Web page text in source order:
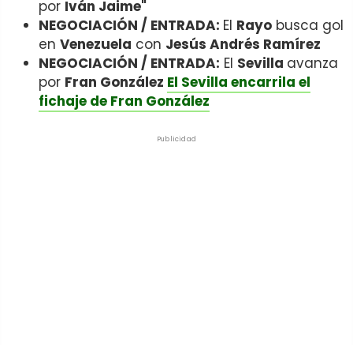
por Iván Jaime"
NEGOCIACIÓN / ENTRADA: El Rayo busca gol
en Venezuela con Jesús Andrés Ramírez
NEGOCIACIÓN / ENTRADA: El Sevilla avanza
por Fran González El Sevilla encarrila el
fichaje de Fran González
Publicidad